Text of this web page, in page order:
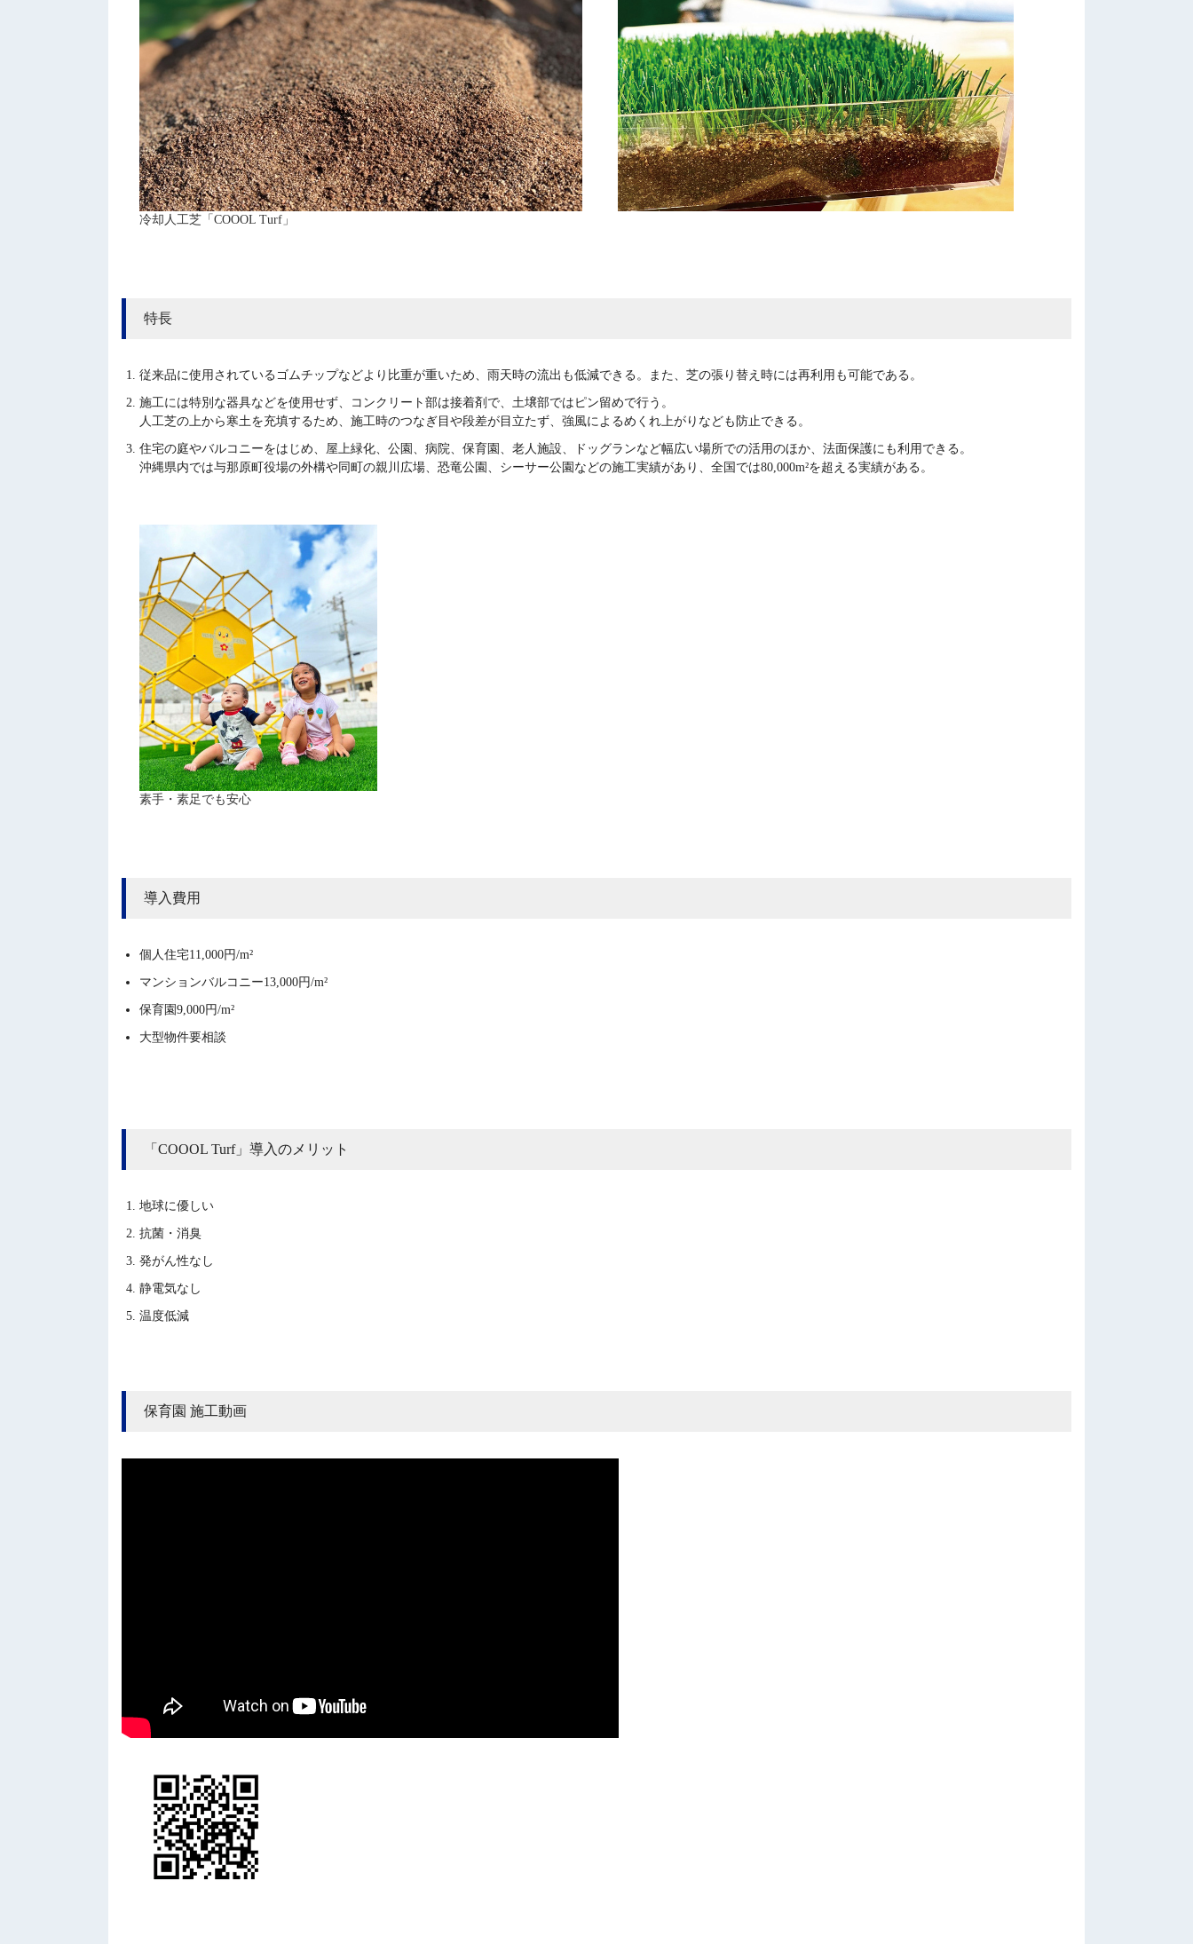
冷却人工芝「COOOL Turf」
特長
従来品に使用されているゴムチップなどより比重が重いため、雨天時の流出も低減できる。また、芝の張り替え時には再利用も可能である。
施工には特別な器具などを使用せず、コンクリート部は接着剤で、土壌部ではピン留めで行う。
人工芝の上から寒土を充填するため、施工時のつなぎ目や段差が目立たず、強風によるめくれ上がりなども防止できる。
住宅の庭やバルコニーをはじめ、屋上緑化、公園、病院、保育園、老人施設、ドッグランなど幅広い場所での活用のほか、法面保護にも利用できる。
沖縄県内では与那原町役場の外構や同町の親川広場、恐竜公園、シーサー公園などの施工実績があり、全国では80,000m²を超える実績がある。
素手・素足でも安心
導入費用
個人住宅11,000円/m²
マンションバルコニー13,000円/m²
保育園9,000円/m²
大型物件要相談
「COOOL Turf」導入のメリット
地球に優しい
抗菌・消臭
発がん性なし
静電気なし
温度低減
保育園 施工動画